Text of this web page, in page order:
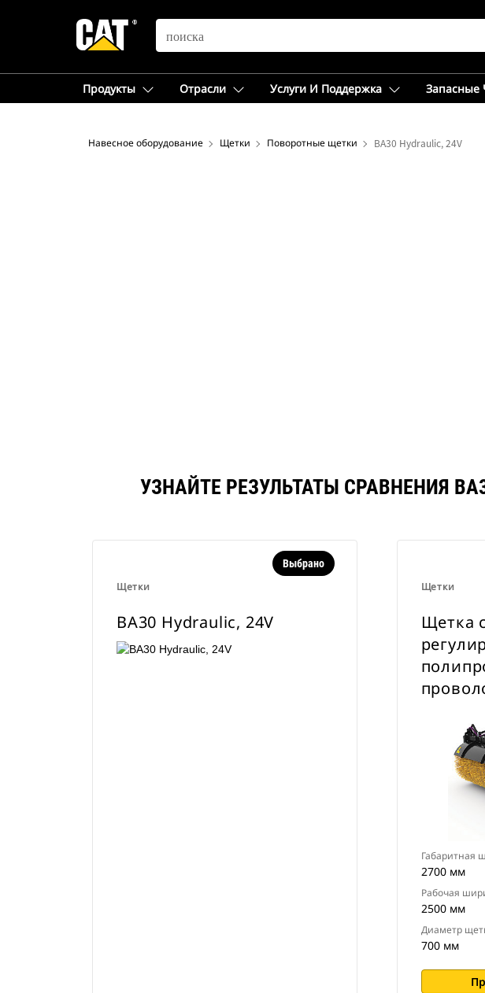
SEARCH
Продукты Отрасли Услуги И Поддержка Запасные
Навесное оборудование Щетки Поворотные щетки BA30 Hydraulic, 24V
УЗНАЙТЕ РЕЗУЛЬТАТЫ СРАВНЕНИЯ
Щетки
Выбрано
BA30 Hydraulic, 24V
Щетки
Щетка
Габаритная
2700 мм
Рабочая
2500 мм
Диаметр
700 мм